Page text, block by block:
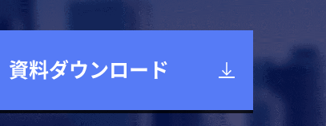
資料ダウンロード